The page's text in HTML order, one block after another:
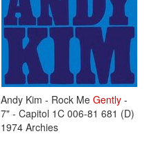
Andy Kim - Rock Me Gently -
7" - Capitol 1C 006-81 681 (D)
1974 Archies